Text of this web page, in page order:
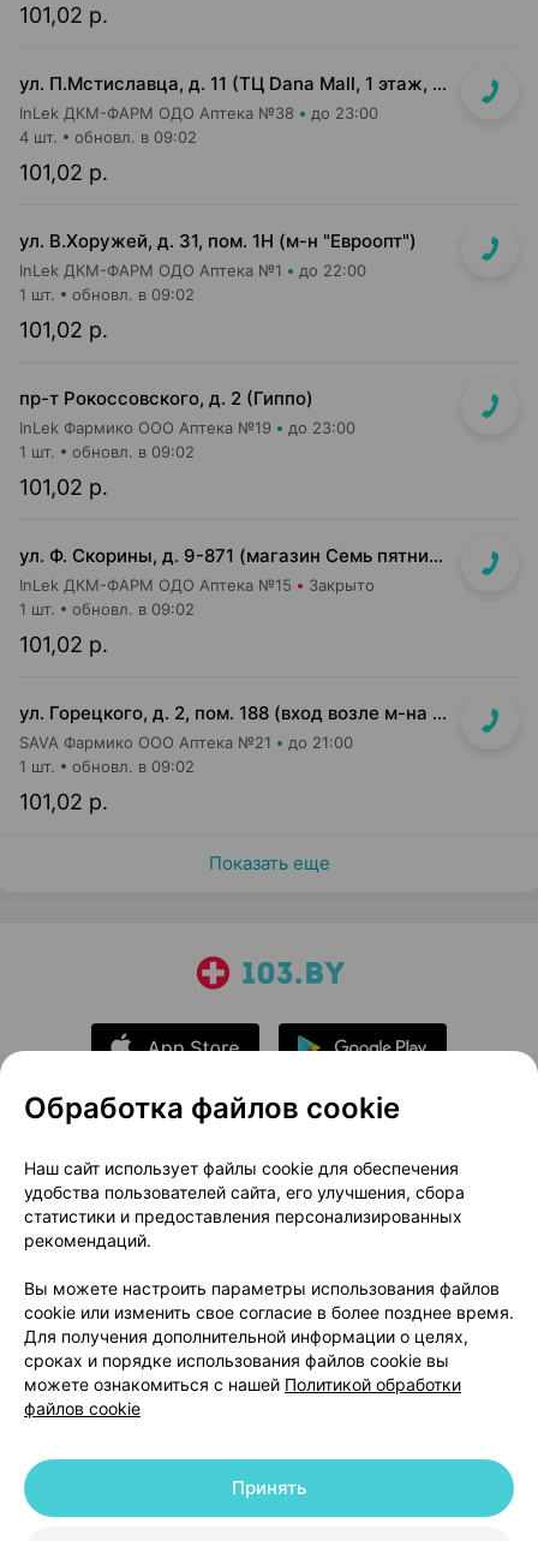
101,02 р.
ул. П.Мстиславца, д. 11 (ТЦ Dana Mall, 1 этаж, вход напротив инфоцентра м-на Green)
InLek ДКМ-ФАРМ ОДО Аптека №38 до 23:00
101,02 р.
4 шт. обновл. в 09:02
ул. В.Хоружей, д. 31, пом. 1Н (м-н "Евроопт")
InLek ДКМ-ФАРМ ОДО Аптека №1 до 22:00
101,02 р.
1 шт. обновл. в 09:02
пр-т Рокоссовского, д. 2 (Гиппо)
InLek Фармико ООО Аптека №19 до 23:00
101,02 р.
1 шт. обновл. в 09:02
ул. Ф. Скорины, д. 9-871 (магазин Семь пятниц XXL, вдоль кассовой линии, напротив входа в магазин)
InLek ДКМ-ФАРМ ОДО Аптека №15 Закрыто
101,02 р.
1 шт. обновл. в 09:02
ул. Горецкого, д. 2, пом. 188 (вход возле м-на Миля и Банка РРБ)
SAVA Фармико ООО Аптека №21 до 21:00
101,02 р.
1 шт. обновл. в 09:02
Показать еще
О проекте
Новости проекта
Размещение рекламы
Медицинский маркетинг
Публичный договор
Доставка
Способы оплаты
Вакансии
Партнеры
Написать руководителю 103.by
Написать в поддержку
Персональные настройки Cookie
© 2026 ООО «Артокс Лаб», УНП 191700409 | 220012, Республика Беларусь,
Обработка файлов cookie
Наш сайт использует файлы cookie для обеспечения
удобства пользователей сайта, его улучшения, сбора
статистики и предоставления персонализированных
рекомендаций.
Вы можете настроить параметры использования файлов
cookie или изменить свое согласие в более позднее время.
Для получения дополнительной информации о целях,
сроках и порядке использования файлов cookie вы
можете ознакомиться с нашей Политикой обработки
файлов cookie
Принять